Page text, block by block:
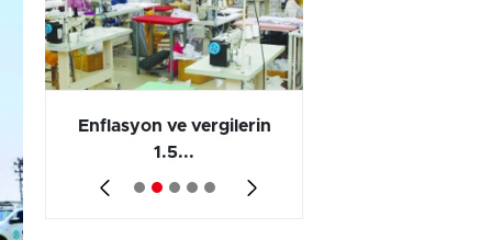
Enflasyon ve vergilerin
1.5...